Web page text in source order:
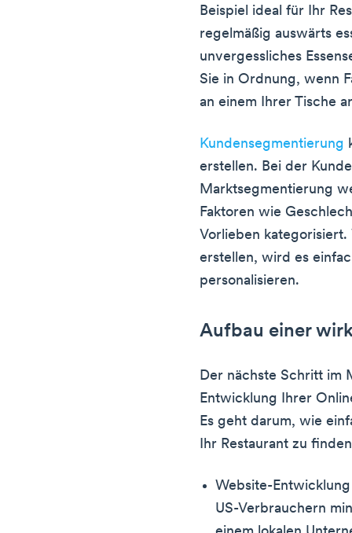
Beispiel ideal für Ihr
regelmäßig auswärts
unvergessliches
Sie in Ordnung, wenn
an einem Ihrer Tische
Kundensegmentierung
erstellen. Bei der
Marktsegmentierung
Faktoren wie
Vorlieben
erstellen, wird es
personalisieren.
Aufbau einer
Der nächste Schritt im
Entwicklung Ihrer
Es geht darum, wie
Ihr Restaurant zu
Website-
US-Verbrauchern